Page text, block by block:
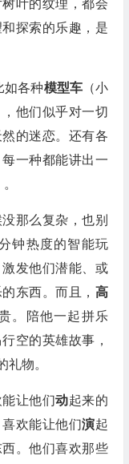
叶的纹理，都会
探索的乐趣，是
如各种模型车（小
他们似乎对一切
的迷恋。还有各
一种都能讲出一
那么复杂，也别
钟热度的智能玩
发他们潜能、或
东西。而且， 高
。陪他一起拼乐
空的英雄故事，
物。
让他们动起来的
欢能让他们演起
。他们喜欢那些